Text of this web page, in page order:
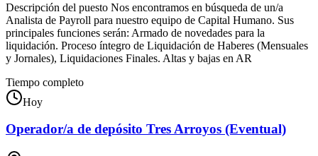
Descripción del puesto Nos encontramos en búsqueda de un/a
Analista de Payroll para nuestro equipo de Capital Humano. Sus
principales funciones serán: Armado de novedades para la
liquidación. Proceso íntegro de Liquidación de Haberes (Mensuales
y Jornales), Liquidaciones Finales. Altas y bajas en AR
Tiempo completo
Hoy
Operador/a de depósito Tres Arroyos (Eventual)